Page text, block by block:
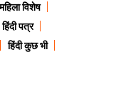
विशेष
हिंदी पत्र
हिंदी कुछ भी